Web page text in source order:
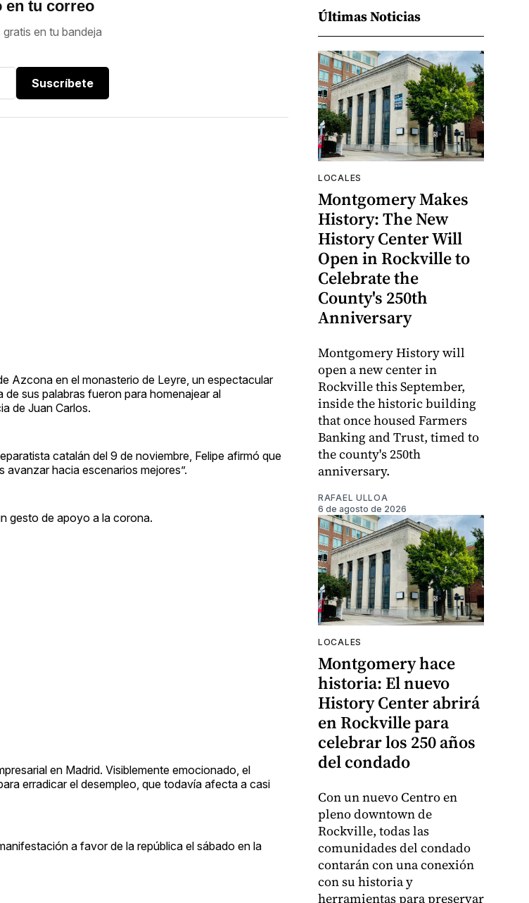
en tu correo
en tu bandeja
Suscríbete
Azcona en el monasterio de Leyre, un espectacular
sus palabras fueron para homenajear al
de Juan Carlos.
catalán del 9 de noviembre, Felipe afirmó que
hacia escenarios mejores”.
gesto de apoyo a la corona.
en Madrid. Visiblemente emocionado, el
erradicar el desempleo, que todavía afecta a casi
a favor de la república el sábado en la
Últimas Noticias
LOCALES
Montgomery Makes
History: The New
History Center Will
Open in Rockville to
Celebrate the
County's 250th
Anniversary
Montgomery History will
open a new center in
Rockville this September,
inside the historic building
that once housed Farmers
Banking and Trust, timed to
the county's 250th
anniversary.
RAFAEL ULLOA
6 de agosto de 2026
LOCALES
Montgomery hace
historia: El nuevo
History Center abrirá
en Rockville para
celebrar los 250 años
del condado
Con un nuevo Centro en
pleno downtown de
Rockville, todas las
comunidades del condado
contarán con una conexión
con su historia y
herramientas para preservar